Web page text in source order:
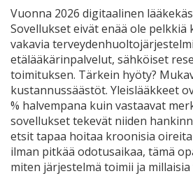
Vuonna 2026 digitaalinen
Sovellukset eivät enää ole pelkkiä
vakavia
etälääkärinpalvelut, sähköiset
toimituksen. Tärkein hyöty?
kustannussäästöt. Yleislääkkeet
% halvempana kuin vastaavat
sovellukset tekevät niiden
etsit tapaa hoitaa kroonisia
ilman pitkää odotusaikaa, tämä
miten järjestelmä toimii ja